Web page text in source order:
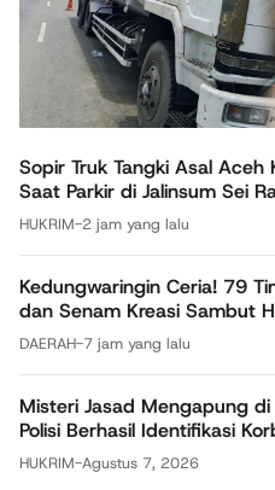
Sopir Truk Tangki Asal
Saat Parkir di Jalinsum Sei
HUKRIM-2 jam yang lalu
Kedungwaringin Ceria! 79
dan Senam Kreasi Sambut
DAERAH-7 jam yang lalu
Misteri Jasad Mengapung di
Polisi Berhasil Identifikasi
HUKRIM-Agustus 7, 2026